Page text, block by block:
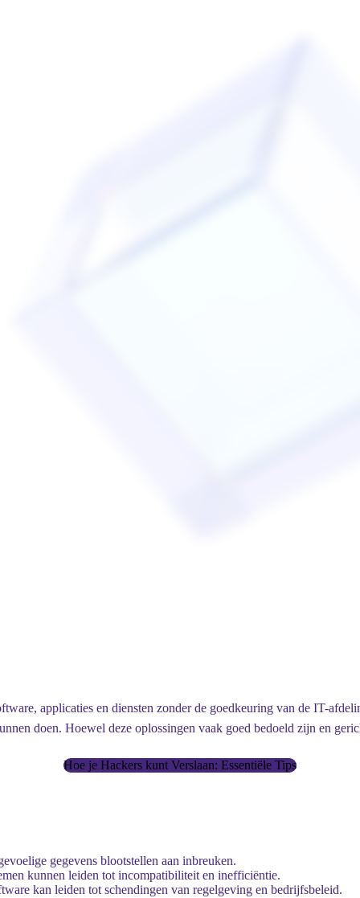
applicaties en diensten zonder de goedkeuring van de IT-
doen. Hoewel deze oplossingen vaak goed bedoeld zijn en
Hoe je Hackers kunt Verslaan: Essentiële Tips
gegevens blootstellen aan inbreuken.
kunnen leiden tot incompatibiliteit en inefficiëntie.
kan leiden tot schendingen van regelgeving en bedrijfsbeleid.